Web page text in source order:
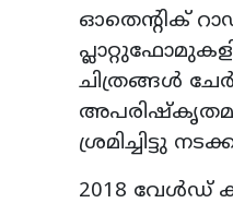
ഓതെന്റിക്
ചിത്രങ്ങൾ
ശ്രമിച്ചിട്ടു
2018 വേൾഡ്